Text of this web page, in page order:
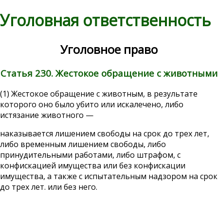
Уголовная ответственность
Уголовное право
Статья 230. Жестокое обращение с животными
(1) Жестокое обращение с животным, в результате
которого оно было убито или искалечено, либо
истязание животного —
наказывается лишением свободы на срок до трех лет,
либо временным лишением свободы, либо
принудительными работами, либо штрафом, с
конфискацией имущества или без конфискации
имущества, а также с испытательным надзором на срок
до трех лет. или без него.